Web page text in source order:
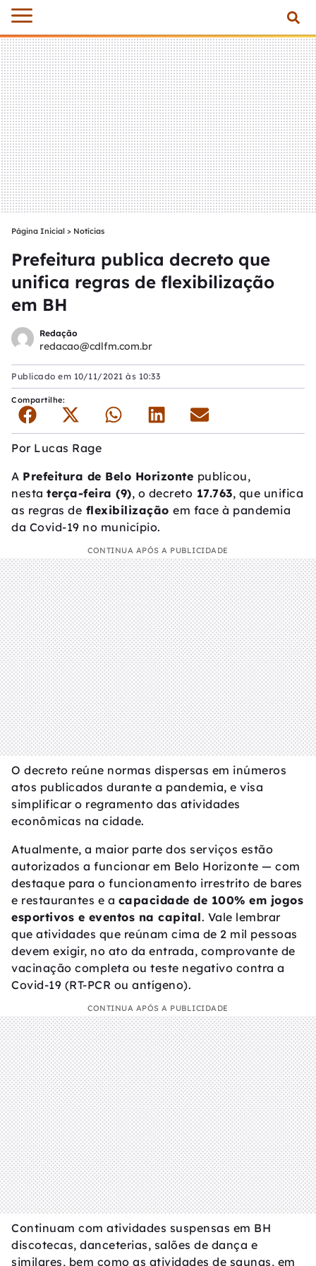
Página Inicial > Notícias
Prefeitura publica decreto que
unifica regras de flexibilização
em BH
Redação
redacao@cdlfm.com.br
Publicado em 10/11/2021 às 10:33
Compartilhe:
Por Lucas Rage
A Prefeitura de Belo Horizonte publicou,
nesta terça-feira (9), o decreto 17.763, que unifica
as regras de flexibilização em face à pandemia
da Covid-19 no município.
CONTINUA APÓS A PUBLICIDADE
O decreto reúne normas dispersas em inúmeros
atos publicados durante a pandemia, e visa
simplificar o regramento das atividades
econômicas na cidade.
Atualmente, a maior parte dos serviços estão
autorizados a funcionar em Belo Horizonte — com
destaque para o funcionamento irrestrito de bares
e restaurantes e a capacidade de 100% em jogos
esportivos e eventos na capital. Vale lembrar
que atividades que reúnam cima de 2 mil pessoas
devem exigir, no ato da entrada, comprovante de
vacinação completa ou teste negativo contra a
Covid-19 (RT-PCR ou antígeno).
CONTINUA APÓS A PUBLICIDADE
Continuam com atividades suspensas em BH
discotecas, danceterias, salões de dança e
similares, bem como as atividades de saunas, em